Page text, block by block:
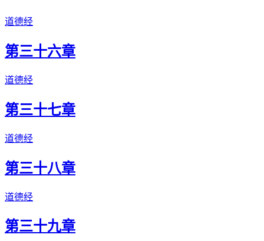
道德经
第三十六章
道德经
第三十七章
道德经
第三十八章
道德经
第三十九章